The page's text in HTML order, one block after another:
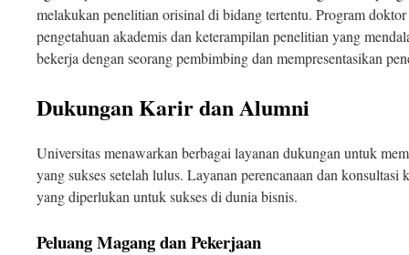
melakukan penelitian orisinal di bidang tertentu. Program
pengetahuan akademis dan keterampilan penelitian yang
bekerja dengan seorang pembimbing dan mempresentasikan
Dukungan Karir dan Alumni
Universitas menawarkan berbagai layanan dukungan untuk
yang sukses setelah lulus. Layanan perencanaan dan
yang diperlukan untuk sukses di dunia bisnis.
Peluang Magang dan Pekerjaan